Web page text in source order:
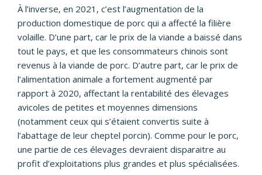
À l’inverse, en 2021, c’est l’augmentation de la
production domestique de porc qui a affecté la filière
volaille. D’une part, car le prix de la viande a baissé dans
tout le pays, et que les consommateurs chinois sont
revenus à la viande de porc. D’autre part, car le prix de
l’alimentation animale a fortement augmenté par
rapport à 2020, affectant la rentabilité des élevages
avicoles de petites et moyennes dimensions
(notamment ceux qui s’étaient convertis suite à
l’abattage de leur cheptel porcin). Comme pour le porc,
une partie de ces élevages devraient disparaitre au
profit d’exploitations plus grandes et plus spécialisées.